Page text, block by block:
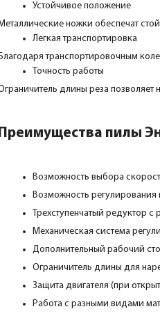
Устойчивое положение
ножки обеспечат
Легкая транспортировка
транспортировочным
Точность работы
длины реза позволяет
пилы
Возможность выбора
Возможность регулирования
Трехступенчатый редуктор
Механическая система
Дополнительный рабочий
Ограничитель длины для
Защита двигателя (при
Работа с разными видами